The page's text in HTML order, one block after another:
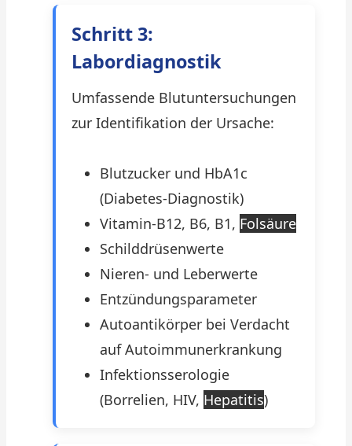
Schritt 3:
Labordiagnostik
Umfassende Blutuntersuchungen
zur Identifikation der Ursache:
Blutzucker und HbA1c
(Diabetes-Diagnostik)
Vitamin-B12, B6, B1, Folsäure
Schilddrüsenwerte
Nieren- und Leberwerte
Entzündungsparameter
Autoantikörper bei Verdacht
auf Autoimmunerkrankung
Infektionsserologie
(Borrelien, HIV, Hepatitis)